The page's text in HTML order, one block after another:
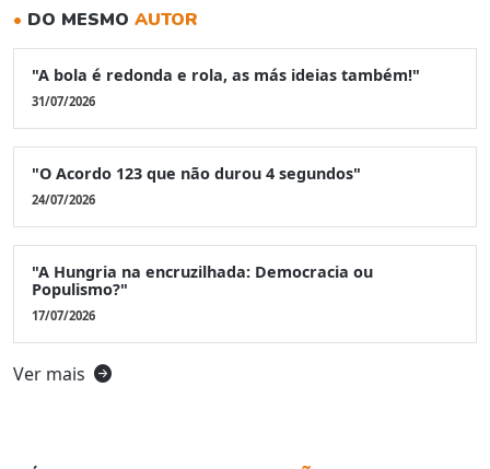
• DO MESMO AUTOR
"A bola é redonda e rola, as más ideias também!"
31/07/2026
"O Acordo 123 que não durou 4 segundos"
24/07/2026
"A Hungria na encruzilhada: Democracia ou
Populismo?"
17/07/2026
Ver mais